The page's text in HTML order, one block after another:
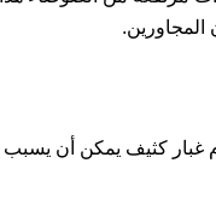
المجاورين.
غبار كثيف يمكن أن